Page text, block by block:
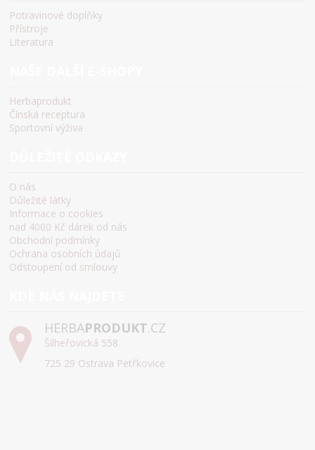
Potravinové doplňky
Přístroje
Literatura
Herbaprodukt
Čínská receptura
Sportovní výživa
O nás
Důležité látky
Informace o cookies
nad 4000 Kč dárek od nás
Obchodní podmínky
Ochrana osobních údajů
Odstoupení od smlouvy
HERBAPRODUKT.CZ
Šilheřovická 558
725 29 Ostrava Petřkovice